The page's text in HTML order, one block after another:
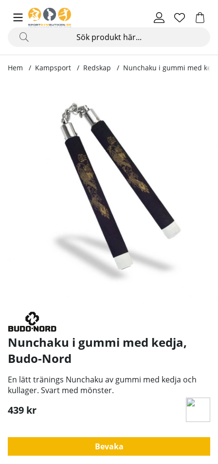
Hem Kampsport Redskap Nunchaku i gummi med
Nunchaku i gummi med kedja,
Budo-Nord
En lätt tränings Nunchaku av gummi med kedja och
kullager. Svart med mönster.
439 kr
Bevaka